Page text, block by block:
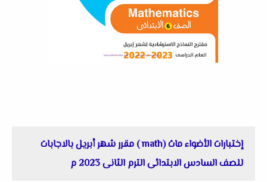
إختبارات الأضواء ماث (math ) مقرر شهر أبريل بالاجابات
للصف السادس الابتدائى الترم الثانى 2023 م